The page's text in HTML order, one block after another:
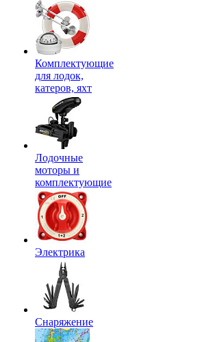
Комплектующие
для лодок,
катеров, яхт
Лодочные
моторы и
комплектующие
Электрика
Снаряжение